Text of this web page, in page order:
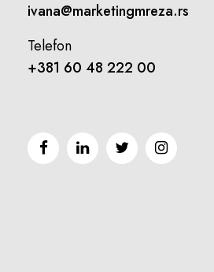
ivana@marketingmreza.rs
Telefon
+381 60 48 222 00